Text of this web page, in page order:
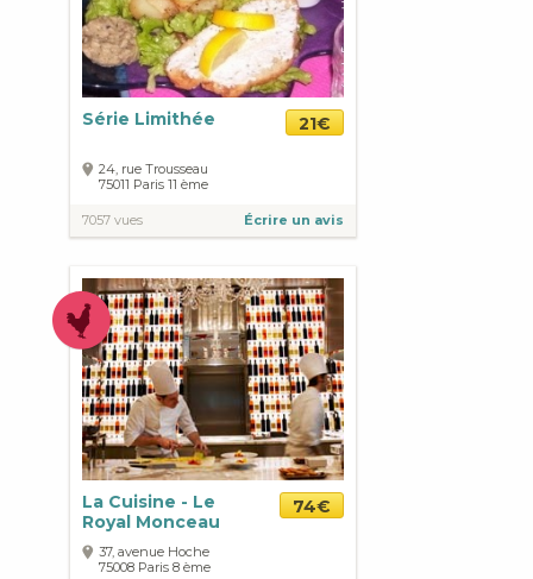
Série Limithée 21€
24, rue Trousseau
75011 Paris 11 ème
7057 vues Écrire un avis
La Cuisine - Le
Royal Monceau
74€
37, avenue Hoche
75008 Paris 8 ème